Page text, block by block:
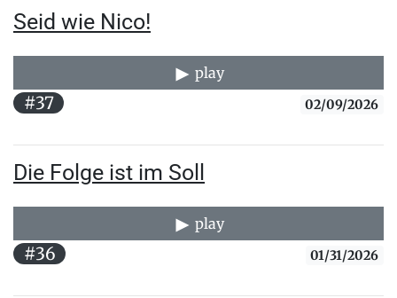
Seid wie Nico!
play
#37 02/09/2026
Die Folge ist im Soll
play
#36 01/31/2026